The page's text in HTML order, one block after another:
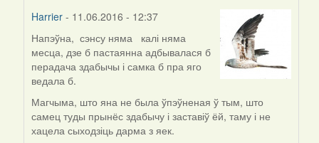
Harrier - 11.06.2016 - 12:37
In
reply
to
by
Галя
Напэўна, сэнсу няма калі няма
месца, дзе б пастаянна адбывалася б
перадача здабычы і самка б пра яго
ведала б.
Магчыма, што яна не была ўпэўненая ў тым, што
самец туды прынёс здабычу і заставіў ёй, таму і не
хацела сыходзіць дарма з яек.